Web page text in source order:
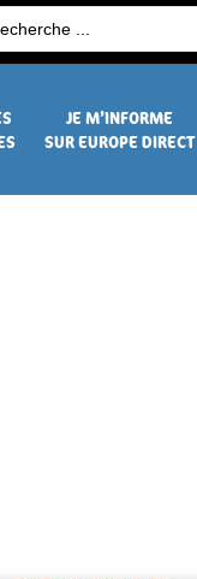
JE M’INFORME
SUR EUROPE DIRECT